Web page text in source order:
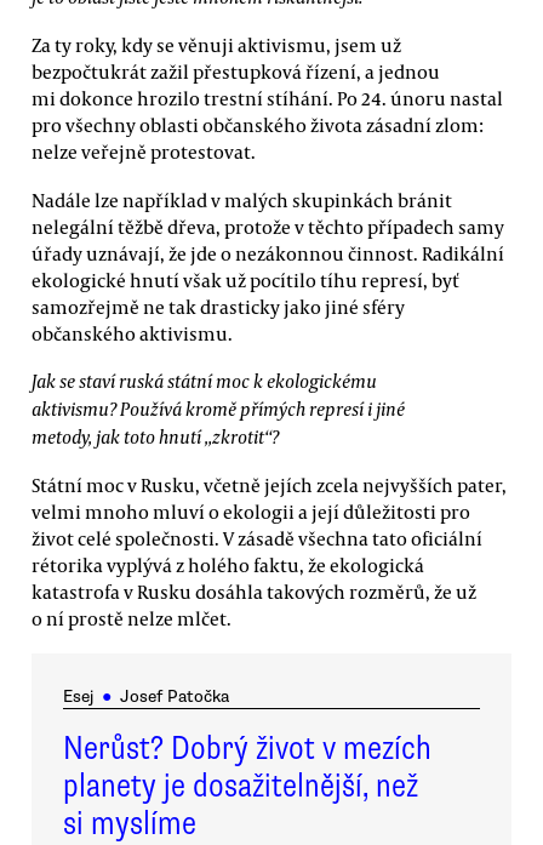
Za ty roky, kdy se věnuji aktivismu, jsem už
bezpočtukrát zažil přestupková řízení, a jednou
mi dokonce hrozilo trestní stíhání. Po 24. únoru nastal
pro všechny oblasti občanského života zásadní zlom:
nelze veřejně protestovat.
Nadále lze například v malých skupinkách bránit
nelegální těžbě dřeva, protože v těchto případech samy
úřady uznávají, že jde o nezákonnou činnost. Radikální
ekologické hnutí však už pocítilo tíhu represí, byť
samozřejmě ne tak drasticky jako jiné sféry
občanského aktivismu.
Jak se staví ruská státní moc k ekologickému
aktivismu? Používá kromě přímých represí i jiné
metody, jak toto hnutí „zkrotit“?
Státní moc v Rusku, včetně jejích zcela nejvyšších pater,
velmi mnoho mluví o ekologii a její důležitosti pro
život celé společnosti. V zásadě všechna tato oficiální
rétorika vyplývá z holého faktu, že ekologická
katastrofa v Rusku dosáhla takových rozměrů, že už
o ní prostě nelze mlčet.
Esej ● Josef Patočka
Nerůst? Dobrý život v mezích
planety je dosažitelnější, než
si myslíme